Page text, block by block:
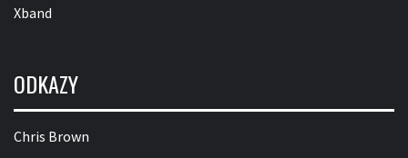
Xband
ODKAZY
Chris Brown